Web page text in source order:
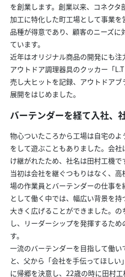
を創業します。創業以来、コネク
加工に特化した町工場として事業
品種が得意であり、顧客のニーズに
ています。
近年はオリジナル商品の開発にも
アウトドア調理器具のクッカー「
売し大ヒットを記録、アウトドア
展開をはじめました。
バーテンダーを経て入社、
物心ついたころから工場は自宅のよ
をして遊ぶこともありました。会
け継がれたため、社名は田村工機で
当初は会社を継ぐつもりはなく、
場の作業員とバーテンダーの仕事
として働く中では、幅広い背景を
大きく広げることができました。
し、リーダーシップを発揮するた
す。
一流のバーテンダーを目指して働
と、父から「会社を手伝ってほし
に帰郷を決意し、22歳の時に田村工